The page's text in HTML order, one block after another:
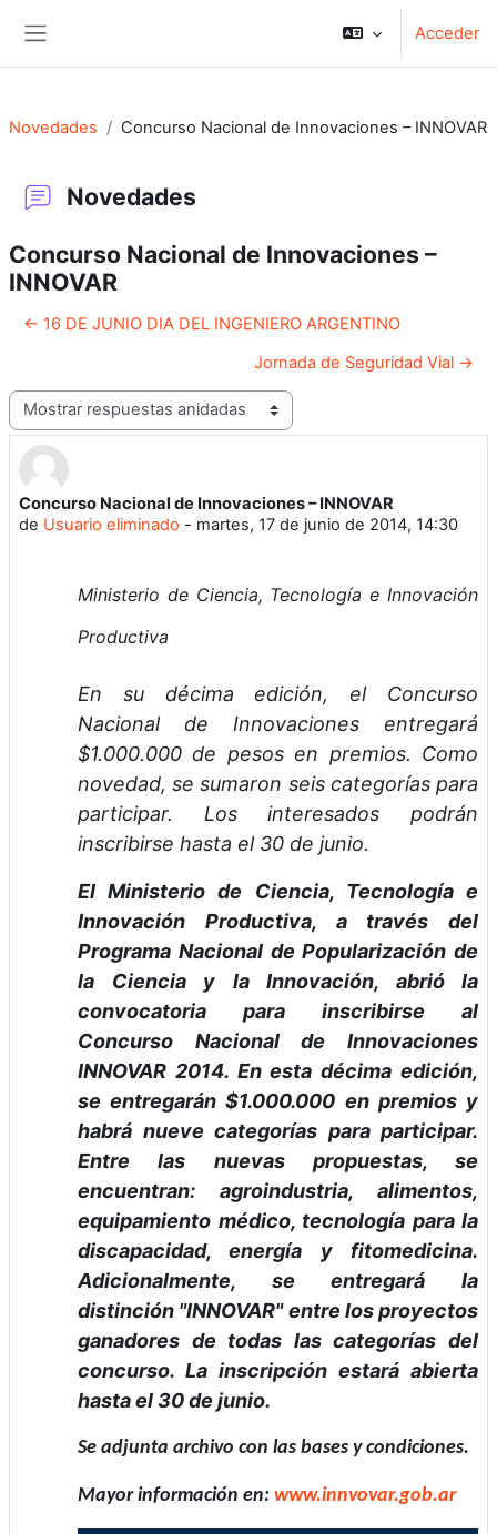
Acceder
Novedades Concurso Nacional de Innovaciones – INNOVAR
Novedades
Concurso Nacional de Innovaciones –
INNOVAR
← 16 DE JUNIO DIA DEL INGENIERO ARGENTINO
Jornada de Seguridad Vial →
Mostrar modo
Concurso Nacional de Innovaciones – INNOVAR
de Usuario eliminado - martes, 17 de junio de 2014, 14:30
Número de respuestas: 0
Ministerio de Ciencia, Tecnología e Innovación
Productiva
En su décima edición, el Concurso
Nacional de Innovaciones entregará
$1.000.000 de pesos en premios. Como
novedad, se sumaron seis categorías para
participar. Los interesados podrán
inscribirse hasta el 30 de junio.
El Ministerio de Ciencia, Tecnología e
Innovación Productiva, a través del
Programa Nacional de Popularización de
la Ciencia y la Innovación, abrió la
convocatoria para inscribirse al
Concurso Nacional de Innovaciones
INNOVAR 2014. En esta décima edición,
se entregarán $1.000.000 en premios y
habrá nueve categorías para participar.
Entre las nuevas propuestas, se
encuentran: agroindustria, alimentos,
equipamiento médico, tecnología para la
discapacidad, energía y fitomedicina.
Adicionalmente, se entregará la
distinción "INNOVAR" entre los proyectos
ganadores de todas las categorías del
concurso. La inscripción estará abierta
hasta el 30 de junio.
Se adjunta archivo con las bases y condiciones.
Mayor información en: www.innvovar.gob.ar